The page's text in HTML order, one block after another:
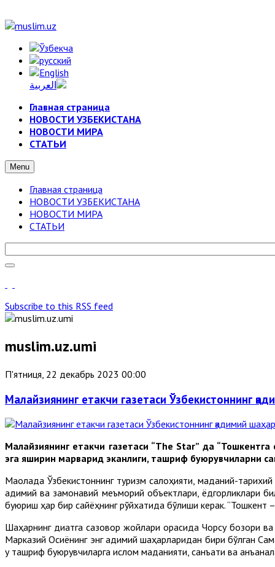
Главная страница
НОВОСТИ УЗБЕКИСТАНА
НОВОСТИ МИРА
СТАТЬИ
Menu
Главная страница
НОВОСТИ УЗБЕКИСТАНА
НОВОСТИ МИРА
СТАТЬИ
Subscribe to this RSS feed
muslim.uz.umi
П'ятниця, 22 декабрь 2023 00:00
Малайзиянинг етакчи газетаси Ўзбекистоннинг
Малайзиянинг етакчи газетаси “The Star” да
эга яширин марварид эканлиги, ташриф буюрувчиларни
Мақолада Ўзбекистоннинг туризм салоҳияти, маданий-
қадимий ва замонавий меъморий объектлари, ёдгорликлари
буюриш ҳар бир сайёҳнинг рўйхатида бўлиши керак.
Шаҳарнинг диққатга сазовор жойлари орасида Чорсу
Марказий Осиёнинг энг қадимий шаҳарларидан бири бўлган
у ташриф буюрувчиларга ислом маданияти, санъати ва